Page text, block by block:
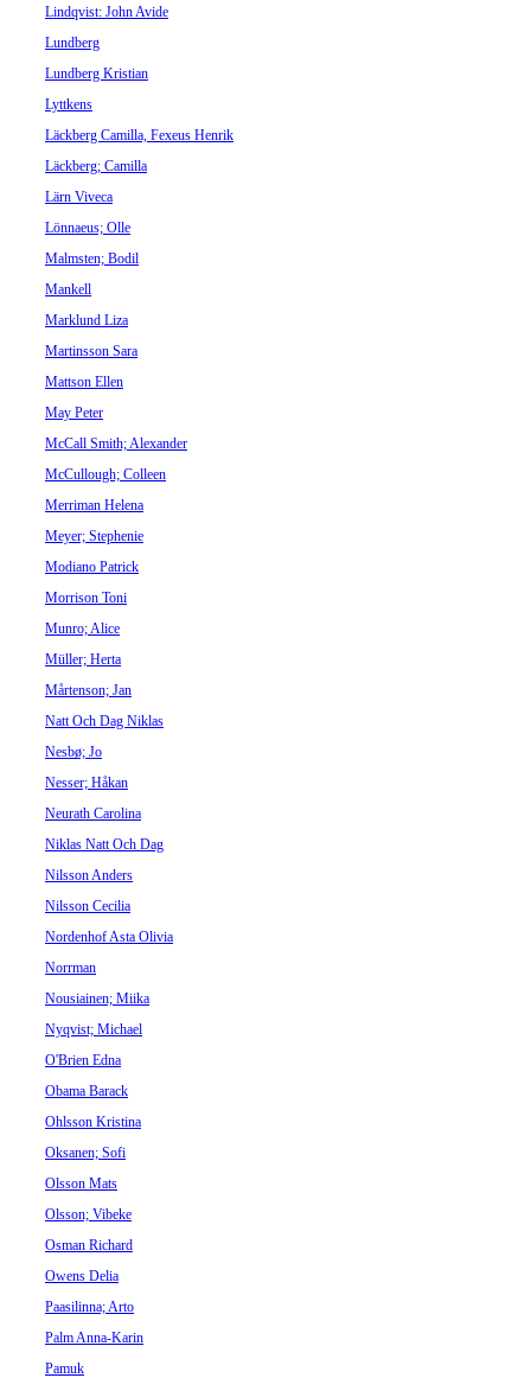
Lindqvist: John Avide
Lundberg
Lundberg Kristian
Lyttkens
Läckberg Camilla, Fexeus Henrik
Läckberg; Camilla
Lärn Viveca
Lönnaeus; Olle
Malmsten; Bodil
Mankell
Marklund Liza
Martinsson Sara
Mattson Ellen
May Peter
McCall Smith; Alexander
McCullough; Colleen
Merriman Helena
Meyer; Stephenie
Modiano Patrick
Morrison Toni
Munro; Alice
Müller; Herta
Mårtenson; Jan
Natt Och Dag Niklas
Nesbø; Jo
Nesser; Håkan
Neurath Carolina
Niklas Natt Och Dag
Nilsson Anders
Nilsson Cecilia
Nordenhof Asta Olivia
Norrman
Nousiainen; Miika
Nyqvist; Michael
O'Brien Edna
Obama Barack
Ohlsson Kristina
Oksanen; Sofi
Olsson Mats
Olsson; Vibeke
Osman Richard
Owens Delia
Paasilinna; Arto
Palm Anna-Karin
Pamuk